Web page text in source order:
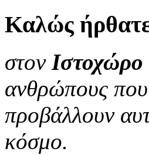
Καλώς
στον Ιστοχώρο
ανθρώπους που
προβάλλουν
κόσμο.